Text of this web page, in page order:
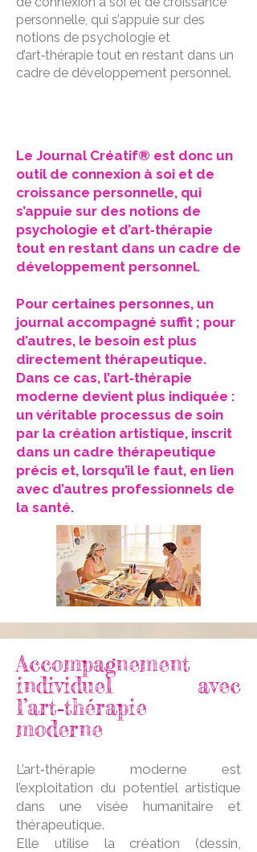
personnelle, qui s’appuie sur des
notions de psychologie et
d’art‑thérapie tout en restant dans un
cadre de développement personnel.
Le Journal Créatif® est donc un
outil de connexion à soi et de
croissance personnelle, qui
s’appuie sur des notions de
psychologie et d’art‑thérapie
tout en restant dans un cadre de
développement personnel.
Pour certaines personnes, un
journal accompagné suffit ; pour
d’autres, le besoin est plus
directement thérapeutique.
Dans ce cas, l’art‑thérapie
moderne devient plus indiquée :
un véritable processus de soin
par la création artistique, inscrit
dans un cadre thérapeutique
précis et, lorsqu’il le faut, en lien
avec d’autres professionnels de
la santé.
Accompagnement
individuel avec
l’art‑thérapie
moderne
L’art‑thérapie moderne est
l’exploitation du potentiel artistique
dans une visée humanitaire et
thérapeutique.
Elle utilise la création (dessin,